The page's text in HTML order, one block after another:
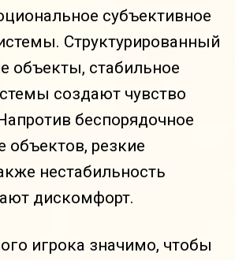
субъективное
Структурированный
объекты, стабильное
создают чувство
беспорядочное
объектов, резкие
нестабильность
дискомфорт.
игрока значимо, чтобы